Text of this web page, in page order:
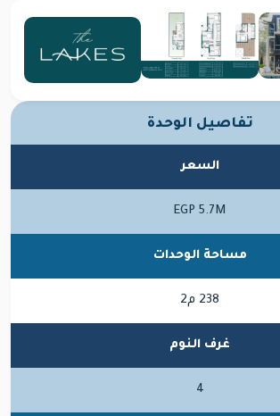
تفاصيل الوحدة
السعر
EGP 5.7M
مساحة الوحدات
238 م2
غرف النوم
4